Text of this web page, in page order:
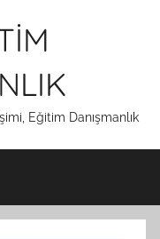
Eğitim Danışmanlık